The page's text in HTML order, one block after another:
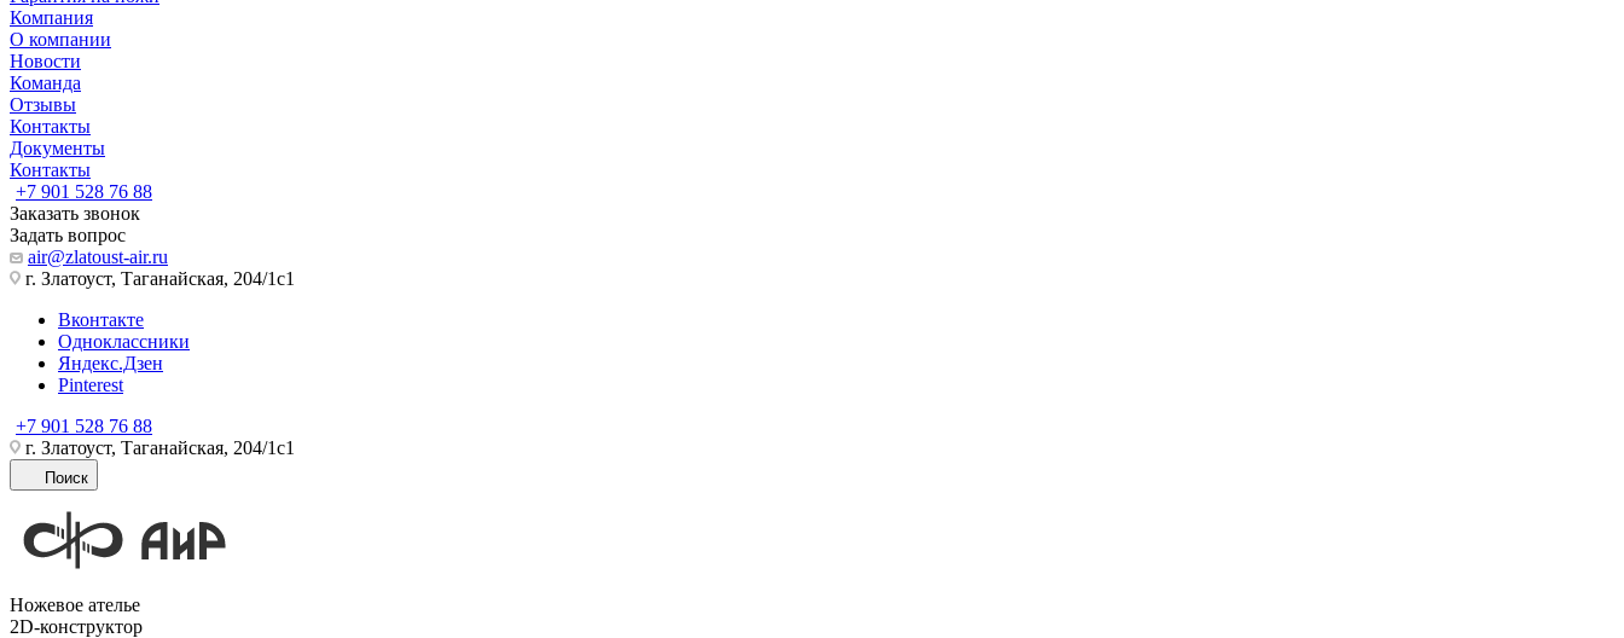
Компания
О компании
Новости
Команда
Отзывы
Контакты
Документы
Контакты
+7 901 528 76 88
Заказать звонок
Задать вопрос
air@zlatoust-air.ru
г. Златоуст, Таганайская, 204/1с1
Вконтакте
Одноклассники
Яндекс.Дзен
Pinterest
+7 901 528 76 88
г. Златоуст, Таганайская, 204/1с1
Поиск
Ножевое ателье
2D-конструктор